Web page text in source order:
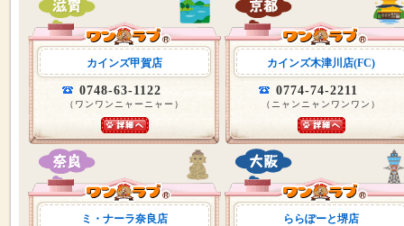
カインズ甲賀店
0748-63-1122
（ワンワンニャーニャー）
カインズ木津川店(FC)
0774-74-2211
（ニャンニャンワンワン）
ミ・ナーラ奈良店 ららぽーと堺店